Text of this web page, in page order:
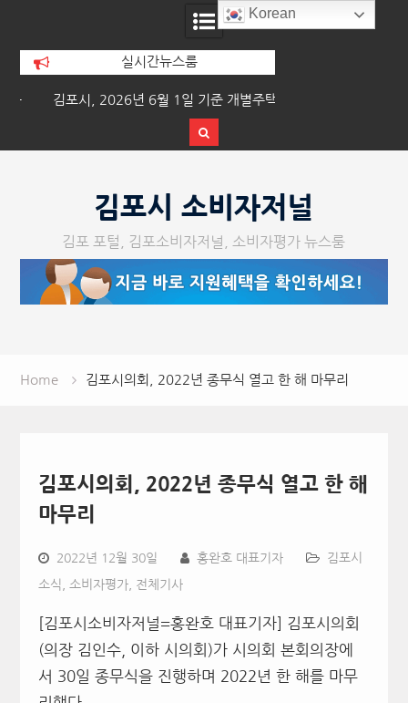
실시간뉴스룸
김포시, 2026년 6월 1일 기준 개별주택
김포시 소비자저널
김포 포털, 김포소비자저널, 소비자평가 뉴스룸
Home 김포시의회, 2022년 종무식 열고 한 해 마무리
김포시의회, 2022년 종무식 열고 한 해
마무리
2022년 12월 30일 홍완호 대표기자 김포시
소식 소비자평가, 전체기사
[김포시소비자저널=홍완호 대표기자] 김포시의회
(의장 김인수, 이하 시의회 )가 시의회 본회의장에
서 30일 종무식을 진행하며 2022년 한 해를 마무
Korean